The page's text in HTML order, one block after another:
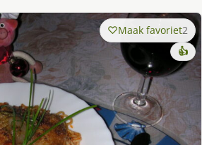
Maak favoriet2
👍